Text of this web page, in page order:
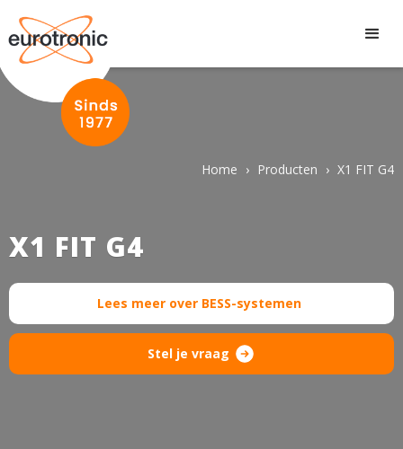
Home › Producten › X1 FIT G4
X1 FIT G4
Lees meer over BESS-systemen
Stel je vraag